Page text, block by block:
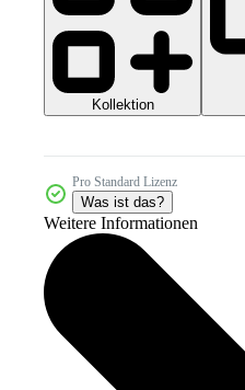
Kollektion
Pro Standard Lizenz
Was ist das?
Weitere Informationen